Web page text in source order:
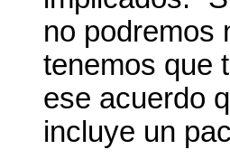
no podremos
tenemos que
ese acuerdo
incluye un